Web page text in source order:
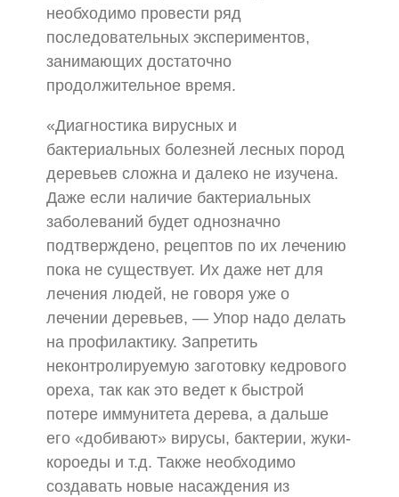
необходимо провести ряд
последовательных экспериментов,
занимающих достаточно
продолжительное время.
«Диагностика вирусных и
бактериальных болезней лесных пород
деревьев сложна и далеко не изучена.
Даже если наличие бактериальных
заболеваний будет однозначно
подтверждено, рецептов по их лечению
пока не существует. Их даже нет для
лечения людей, не говоря уже о
лечении деревьев, — Упор надо делать
на профилактику. Запретить
неконтролируемую заготовку кедрового
ореха, так как это ведет к быстрой
потере иммунитета дерева, а дальше
его «добивают» вирусы, бактерии, жуки-
короеды и т.д. Также необходимо
создавать новые насаждения из